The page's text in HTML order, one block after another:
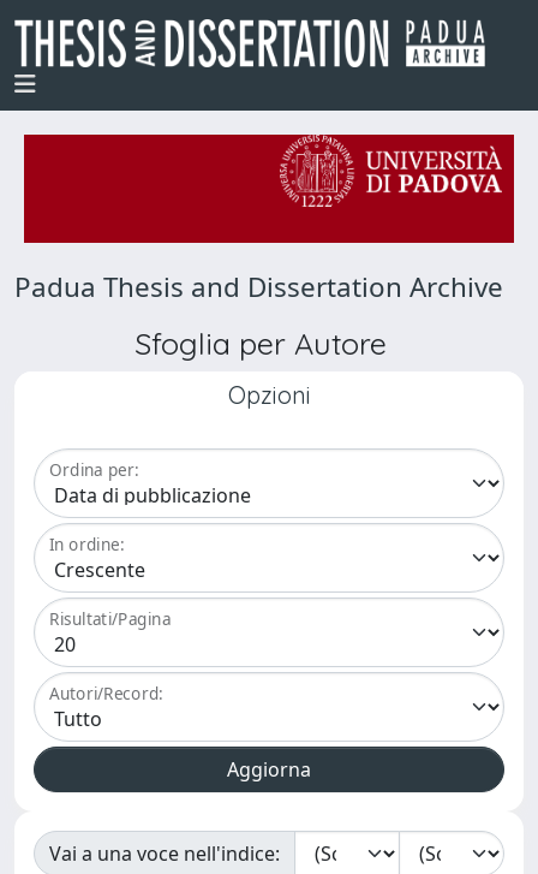
Padua Thesis and Dissertation Archive
Sfoglia per Autore
Opzioni
Ordina per:
In ordine:
Risultati/Pagina
Autori/Record:
Vai a una voce nell'indice: